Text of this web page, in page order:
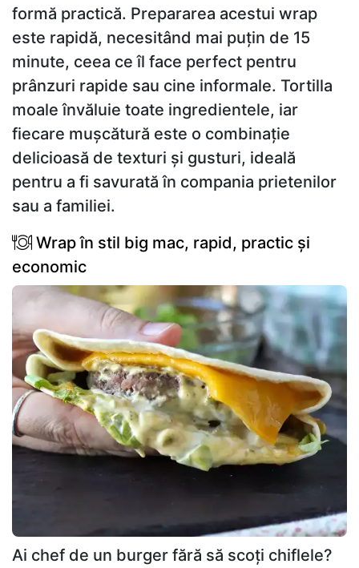
formă practică. Prepararea acestui wrap
este rapidă, necesitând mai puțin de 15
minute, ceea ce îl face perfect pentru
prânzuri rapide sau cine informale. Tortilla
moale învăluie toate ingredientele, iar
fiecare mușcătură este o combinație
delicioasă de texturi și gusturi, ideală
pentru a fi savurată în compania prietenilor
sau a familiei.
Wrap în stil big mac, rapid, practic și
economic
Ai chef de un burger fără să scoți chiflele?